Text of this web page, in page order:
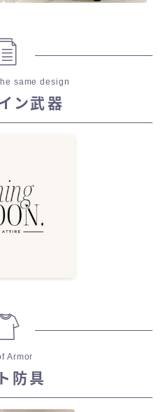
same design
ン武器
Armor
防具